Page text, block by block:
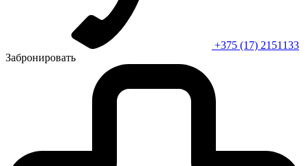
+375 (17) 2151133
Забронировать